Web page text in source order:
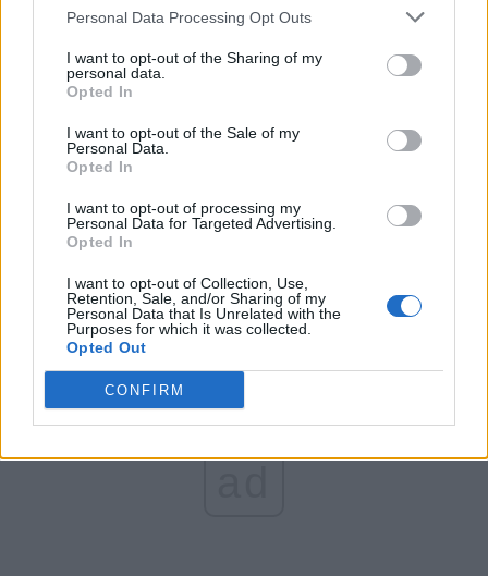
Personal Data Processing Opt Outs
I want to opt-out of the Sharing of my
personal data.
Opted In
I want to opt-out of the Sale of my
Personal Data.
Opted In
I want to opt-out of processing my
Personal Data for Targeted Advertising.
Opted In
I want to opt-out of Collection, Use,
Retention, Sale, and/or Sharing of my
Personal Data that Is Unrelated with the
Purposes for which it was collected.
Opted Out
CONFIRM
Partidul Patrioților (Surugiu)
România pe Primul Loc (Ponta)
Arhiva sondajelor